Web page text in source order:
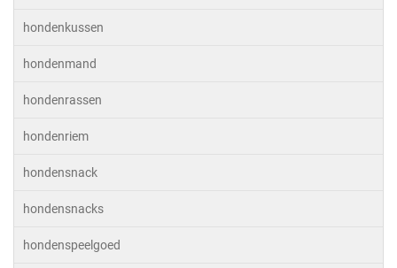
hondenkussen
hondenmand
hondenrassen
hondenriem
hondensnack
hondensnacks
hondenspeelgoed